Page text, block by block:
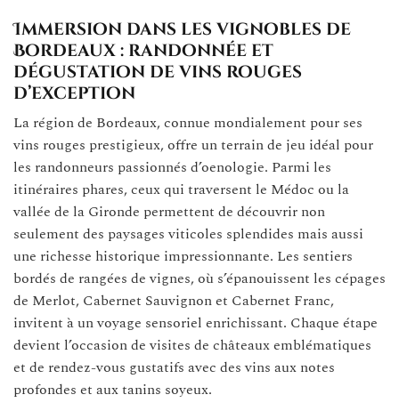
Immersion dans les vignobles de
Bordeaux : randonnée et
dégustation de vins rouges
d’exception
La région de Bordeaux, connue mondialement pour ses
vins rouges prestigieux, offre un terrain de jeu idéal pour
les randonneurs passionnés d’oenologie. Parmi les
itinéraires phares, ceux qui traversent le Médoc ou la
vallée de la Gironde permettent de découvrir non
seulement des paysages viticoles splendides mais aussi
une richesse historique impressionnante. Les sentiers
bordés de rangées de vignes, où s’épanouissent les cépages
de Merlot, Cabernet Sauvignon et Cabernet Franc,
invitent à un voyage sensoriel enrichissant. Chaque étape
devient l’occasion de visites de châteaux emblématiques
et de rendez-vous gustatifs avec des vins aux notes
profondes et aux tanins soyeux.